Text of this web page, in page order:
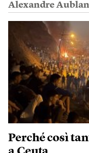
Alexandre
Perché così